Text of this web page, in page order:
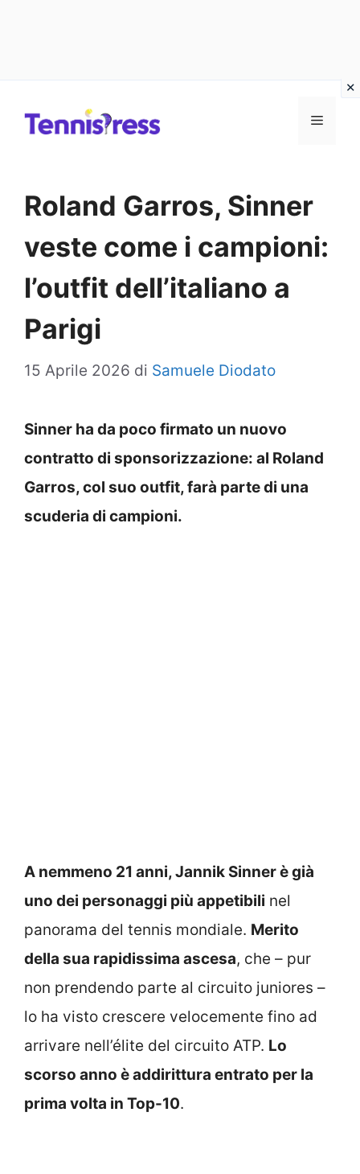
MENU
Roland Garros, Sinner
veste come i campioni:
l’outfit dell’italiano a
Parigi
15 Aprile 2026 di Samuele Diodato
Sinner ha da poco firmato un nuovo
contratto di sponsorizzazione: al Roland
Garros, col suo outfit, farà parte di una
scuderia di campioni.
A nemmeno 21 anni, Jannik Sinner è già
uno dei personaggi più appetibili nel
panorama del tennis mondiale. Merito
della sua rapidissima ascesa, che – pur
non prendendo parte al circuito juniores –
lo ha visto crescere velocemente fino ad
arrivare nell’élite del circuito ATP. Lo
scorso anno è addirittura entrato per la
prima volta in Top-10.